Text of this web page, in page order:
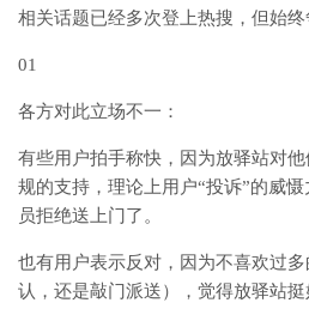
相关话题已经多次登上热搜，但始终
01
各方对此立场不一：
有些用户拍手称快，因为放驿站对
规的支持，理论上用户“投诉”的威
员拒绝送上门了。
也有用户表示反对，因为不喜欢过
认，还是敲门派送），觉得放驿站挺